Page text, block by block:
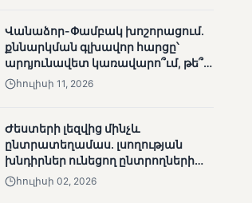
«Լուսաստղի»
դիտորդական
առաքելության
արդյունքները
ՄՈՒՆԵՏԻԿ
Մատչելի
Վանաձոր-Փամբակ խոշորացում.
քննարկման գլխավոր հարցը՝
արդյունավետ կառավարո՞ւմ, թե՞
քաղաքական նպատակ
հուլիսի 11, 2026
Ժեստերի լեզվից մինչև
ընտրատեղամաս. լսողության
խնդիրներ ունեցող ընտրողների
ճանապարհը
հուլիսի 02, 2026